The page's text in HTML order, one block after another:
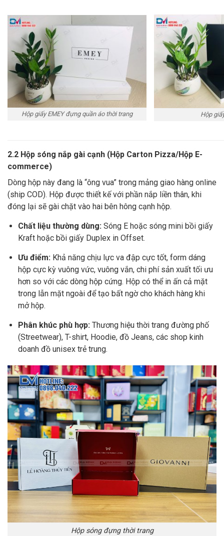
Hộp giấy EMEY đựng quần áo thời trang Hộp
2.2 Hộp sóng nắp gài cạnh (Hộp Carton Pizza/Hộp E-
commerce)
Dòng hộp này đang là “ông vua” trong mảng giao hàng online
(ship COD). Hộp được thiết kế với phần nắp liền thân, khi
đóng lại sẽ gài chặt vào hai bên hông cạnh hộp.
Chất liệu thường dùng: Sóng E hoặc sóng mini bồi giấy
Kraft hoặc bồi giấy Duplex in Offset.
Ưu điểm: Khả năng chịu lực va đập cực tốt, form dáng
hộp cực kỳ vuông vức, vuông vắn, chi phí sản xuất tối ưu
hơn so với các dòng hộp cứng. Hộp có thể in ấn cả mặt
trong lẫn mặt ngoài để tạo bất ngờ cho khách hàng khi
mở hộp.
Phân khúc phù hợp: Thương hiệu thời trang đường phố
(Streetwear), T-shirt, Hoodie, đồ Jeans, các shop kinh
doanh đồ unisex trẻ trung.
Hộp sóng đựng thời trang